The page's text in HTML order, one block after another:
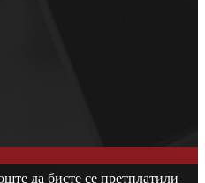
да бисте се претплатили